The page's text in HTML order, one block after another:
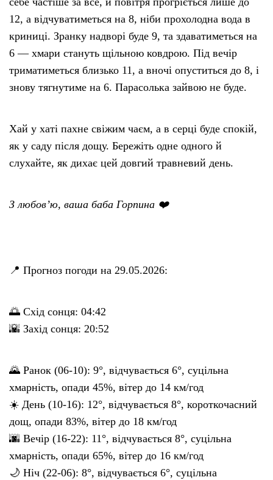
12, а відчуватиметься на 8, ніби прохолодна вода в
криниці. Зранку надворі буде 9, та здаватиметься на
6 — хмари стануть щільною ковдрою. Під вечір
триматиметься близько 11, а вночі опуститься до 8, і
знову тягнутиме на 6. Парасолька зайвою не буде.
Хай у хаті пахне свіжим чаєм, а в серці буде спокій,
як у саду після дощу. Бережіть одне одного й
слухайте, як дихає цей довгий травневий день.
З любов’ю, ваша баба Горпина ❤️
📍 Прогноз погоди на 29.05.2026:
🌅 Схід сонця: 04:42
🌇 Захід сонця: 20:52
🌄 Ранок (06-10): 9°, відчувається 6°, суцільна
хмарність, опади 45%, вітер до 14 км/год
☀️ День (10-16): 12°, відчувається 8°, короткочасний
дощ, опади 83%, вітер до 18 км/год
🌆 Вечір (16-22): 11°, відчувається 8°, суцільна
хмарність, опади 65%, вітер до 16 км/год
🌙 Ніч (22-06): 8°, відчувається 6°, суцільна